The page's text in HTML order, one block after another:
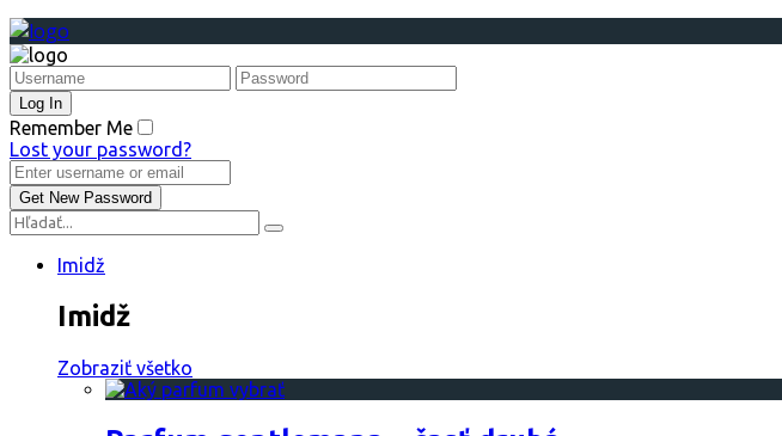
Remember Me
Lost your password?
Imidž
Imidž
Zobraziť všetko